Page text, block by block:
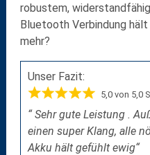
robustem,
Bluetooth Verbindung
mehr?
Unser Fazit:
5,0 von 5,0
“ Sehr gute Leistung .
einen super Klang, alle
Akku hält gefühlt ewig“